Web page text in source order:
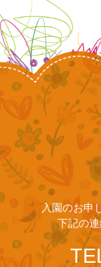
入園のお申
下記の